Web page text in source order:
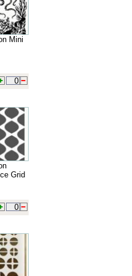
Mini
Grid